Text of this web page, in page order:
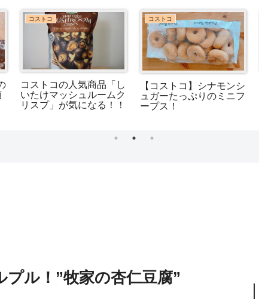
コストコ
コストコの人気商品「し
いたけマッシュルームク
リスプ」が気になる！！
コストコ
【コストコ】シナモンシ
ュガーたっぷりのミニフ
ープス！
ル！”牧家の杏仁豆腐”